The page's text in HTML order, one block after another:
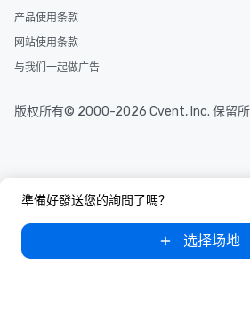
準備好發送您的詢問了嗎？
选择场地
产品使用条款
网站使用条款
与我们一起做广告
版权所有© 2000-2026 Cvent, Inc. 保留所